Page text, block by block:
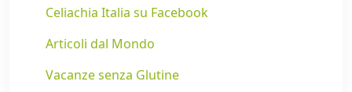
Celiachia Italia su Facebook
Articoli dal Mondo
Vacanze senza Glutine